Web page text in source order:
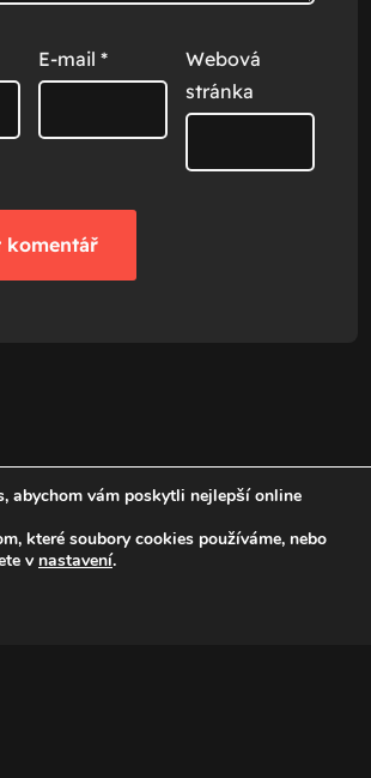
E-mail *
Webová
stránka
abychom vám poskytli nejlepší online
které soubory cookies používáme, nebo
v nastavení.